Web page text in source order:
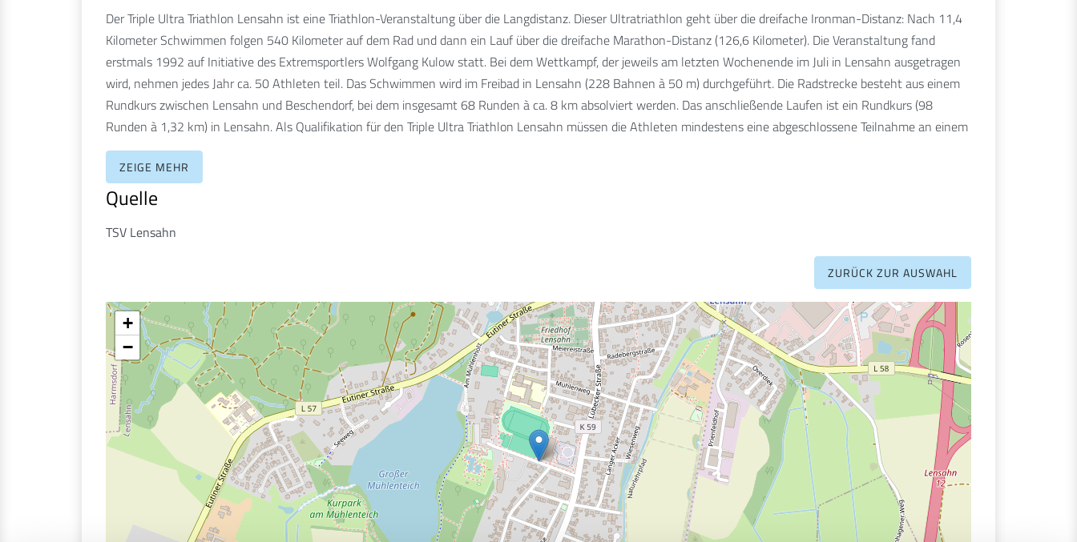
Der Triple Ultra Triathlon Lensahn ist eine Triathlon-Veranstaltung über die Langdistanz. Dieser Ultratriathlon geht über die dreifache Ironman-Distanz: Nach 11,4
Kilometer Schwimmen folgen 540 Kilometer auf dem Rad und dann ein Lauf über die dreifache Marathon-Distanz (126,6 Kilometer). Die Veranstaltung fand
erstmals 1992 auf Initiative des Extremsportlers Wolfgang Kulow statt. Bei dem Wettkampf, der jeweils am letzten Wochenende im Juli in Lensahn ausgetragen
wird, nehmen jedes Jahr ca. 50 Athleten teil. Das Schwimmen wird im Freibad in Lensahn (228 Bahnen à 50 m) durchgeführt. Die Radstrecke besteht aus einem
Rundkurs zwischen Lensahn und Beschendorf, bei dem insgesamt 68 Runden à ca. 8 km absolviert werden. Das anschließende Laufen ist ein Rundkurs (98
Runden à 1,32 km) in Lensahn. Als Qualifikation für den Triple Ultra Triathlon Lensahn müssen die Athleten mindestens eine abgeschlossene Teilnahme an einem
Ironman-Triathlon (oder einer vergleichbaren Distanz) aus den beiden Vorjahren vorweisen können.
ZEIGE MEHR
Quelle
TSV Lensahn
ZURÜCK ZUR AUSWAHL
+
−